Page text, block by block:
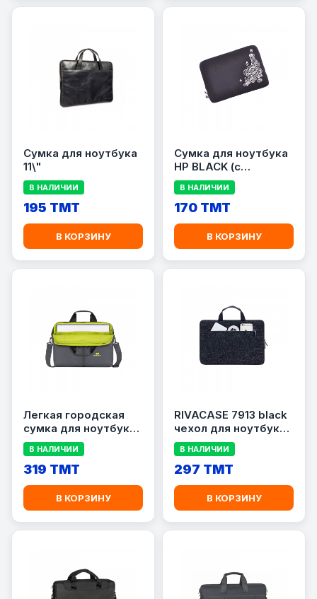
Сумка для ноутбука
11\"
В НАЛИЧИИ
195 TMT
В КОРЗИНУ
Сумка для ноутбука
HP BLACK (с
рисунком)
В НАЛИЧИИ
170 TMT
В КОРЗИНУ
Легкая городская
сумка для ноутбука
до 16\" RIVACASE
5532
В НАЛИЧИИ
319 TMT
В КОРЗИНУ
RIVACASE 7913 black
чехол для ноутбука
13.3
В НАЛИЧИИ
297 TMT
В КОРЗИНУ